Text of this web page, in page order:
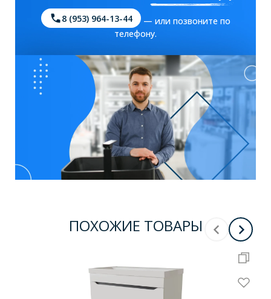
8 (953) 964-13-44
— или позвоните по
телефону.
ПОХОЖИЕ ТОВАРЫ